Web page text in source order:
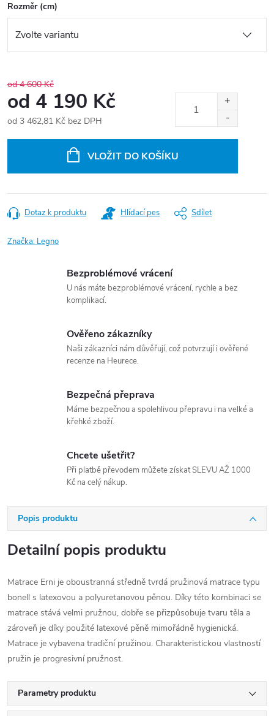
Rozměr (cm)
od 4 600 Kč
od 4 190 Kč
od 3 462,81 Kč bez DPH
VLOŽIT DO KOŠÍKU
Dotaz k produktu Hlídací pes Sdílet
Značka: Legno
Bezproblémové vrácení
U nás máte bezproblémové vrácení, rychle a bez
komplikací.
Ověřeno zákazníky
Naši zákazníci nám důvěřují, což potvrzují i ověřené
recenze na Heurece.
Bezpečná přeprava
Máme bezpečnou a spolehlivou přepravu i na velké a
křehké zboží.
Chcete ušetřit?
Při platbě převodem můžete získat SLEVU AŽ 1000
Kč na celý nákup.
Popis produktu
Detailní popis produktu
Matrace Erni je oboustranná středně tvrdá pružinová matrace typu
bonell s latexovou a polyuretanovou pěnou. Díky této kombinaci se
matrace stává velmi pružnou, dobře se přizpůsobuje tvaru těla a
zároveň je díky použité latexové pěně mimořádně hygienická.
Matrace je vybavena tradiční pružinou. Charakteristickou vlastností
pružin je progresivní pružnost.
Parametry produktu